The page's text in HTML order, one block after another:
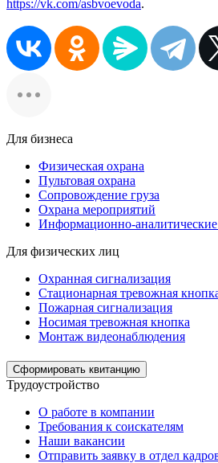
https://vk.com/asbvoevoda.
Для бизнеса
Физическая охрана
Пультовая охрана
Сопровождение груза
Охрана мероприятий
Информационно-аналитические
Для физических лиц
Охранная сигнализация
Стационарная тревожная
Пожарная сигнализация
Носимая тревожная кнопка
Монтаж видеонаблюдения
Сформировать квитанцию
Трудоустройство
О работе в компании
Требования к соискателям
Наши вакансии
Отправить заявку в отдел